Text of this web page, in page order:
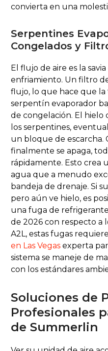
convierta en una
Serpentines
Congelados y
El flujo de aire es la
enfriamiento. Un filtro
flujo, lo que hace que
serpentín evaporador
de congelación. El hielo
los serpentines,
un bloque de escarcha.
finalmente se apaga,
rápidamente. Esto crea
agua que a menudo
bandeja de drenaje. Si
pero aún ve hielo, es
una fuga de
de 2026 con respecto a
A2L, estas fugas
en Las Vegas experta
sistema se maneje de
con los estándares
Soluciones de
Profesionales
de Summerlin